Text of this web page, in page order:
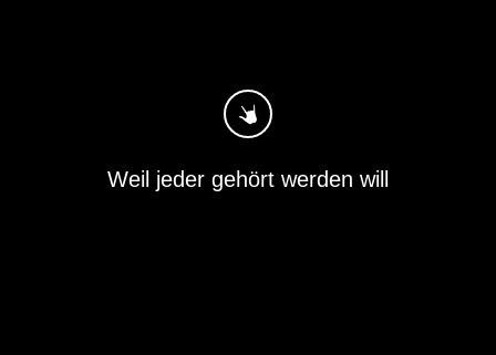
Weil jeder gehört werden will